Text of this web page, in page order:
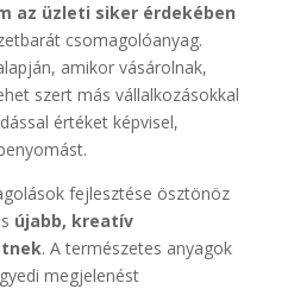
az üzleti siker érdekében
csomagolóanyag.
amikor vásárolnak,
szert más vállalkozásokkal
értéket képvisel,
fejlesztése ösztönöz
újabb, kreatív
. A természetes anyagok
megjelenést